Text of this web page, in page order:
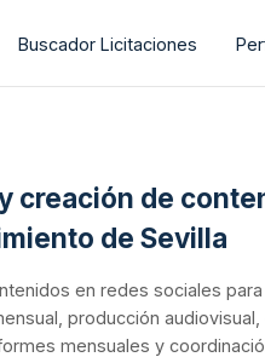
Buscador Licitaciones
creación de
de Sevilla
en redes sociales para
producción
mensuales y